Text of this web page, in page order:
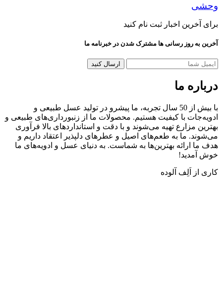
اخبار ثبت نام کنید
روز رسانی ها مشترک شدن در خبرنامه ما
ما
با بیش از 50 سال تجربه، ما پیشرو در تولید عسل طبیعی و
با کیفیت هستیم. محصولات ما از زنبورداری‌های طبیعی و
تهیه می‌شوند و با دقت و استانداردهای بالا فرآوری
ما به طعم‌های اصیل و عطرهای دلپذیر اعتقاد داریم و
بهترین‌ها به شماست. به دنیای عسل و ادویه‌های ما
اَلِف آلوده